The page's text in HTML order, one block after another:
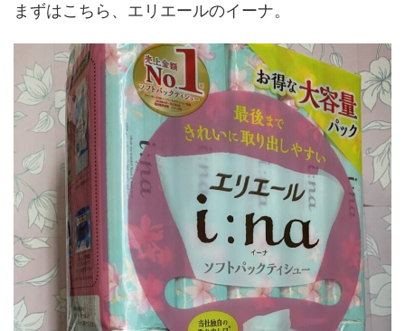
まずはこちら、エリエールのイーナ。